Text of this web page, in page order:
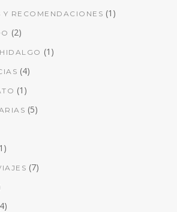
Y RECOMENDACIONES (1)
(2)
(1)
(4)
(1)
(5)
(7)